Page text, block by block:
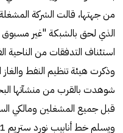
من جهتها، قالت الشركة
الذي لحق بالشبكة "غير
استئناف التدفقات من الناحية
وذكرت هيئة تنظيم النفط
شوهدت بالقرب من منشآتها
قبل جميع المشغلين ومالكي